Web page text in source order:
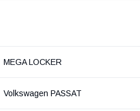
MEGA LOCKER
Volkswagen PASSAT